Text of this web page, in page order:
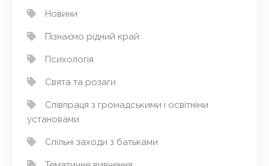
Новини
Пізнаємо рідний край
Психологія
Свята та розаги
Співпраця з громадськими і освітніми
установами
Спільні заходи з батьками